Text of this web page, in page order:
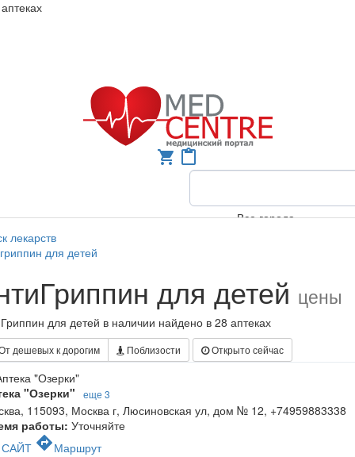
shopping_cart content_paste
Все города
лекарств
для детей
для детей цены
для детей в наличии найдено в 28 аптеках
дешевых к дорогим Поблизости Открыто сейчас
"Озерки" еще 3
115093, Москва г, Люсиновская ул, дом № 12, +74959883338
работы: Уточняйте
САЙТ directionsМаршрут